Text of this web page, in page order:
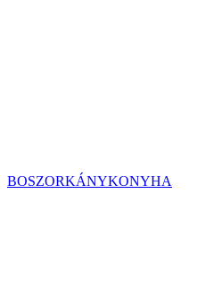
BOSZORKÁNYKONYHA